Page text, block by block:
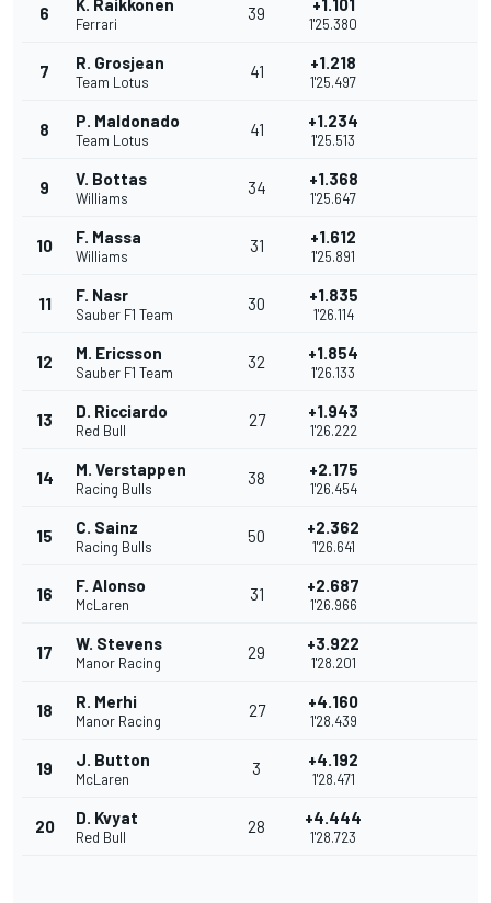
6 K. Raikkonen
Ferrari
39 +1.101
1'25.380
7 R. Grosjean
Team Lotus
41 +1.218
1'25.497
8 P. Maldonado
Team Lotus
41 +1.234
1'25.513
9 V. Bottas
Williams
34 +1.368
1'25.647
10 F. Massa
Williams
31 +1.612
1'25.891
11 F. Nasr
Sauber F1 Team
30 +1.835
1'26.114
12 M. Ericsson
Sauber F1 Team
32 +1.854
1'26.133
13 D. Ricciardo
Red Bull
27 +1.943
1'26.222
14 M. Verstappen
Racing Bulls
38 +2.175
1'26.454
15 C. Sainz
Racing Bulls
50 +2.362
1'26.641
16 F. Alonso
McLaren
31 +2.687
1'26.966
17 W. Stevens
Manor Racing
29 +3.922
1'28.201
18 R. Merhi
Manor Racing
27 +4.160
1'28.439
19 J. Button
McLaren
3 +4.192
1'28.471
20 D. Kvyat
Red Bull
28 +4.444
1'28.723